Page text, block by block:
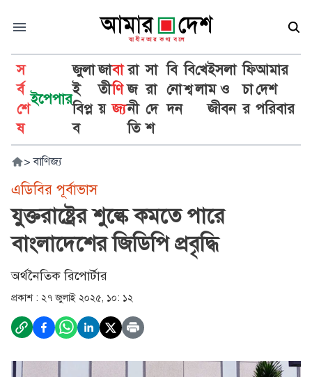
স
র্ব
শে
ষ
ইপেপার
জুলা
ই
বিপ্ল
ব
জা
তী
য়
বা
ণি
জ্য
রা
জ
নী
তি
সা
রা
দে
শ
বি
নো
দন
বি
শ্ব
খে
লা
ইসলা
ম ও
জীবন
ফি
চা
র
আমার
দেশ
পরিবার
> বাণিজ্য
এডিবির পূর্বাভাস
যুক্তরাষ্ট্রের শুল্কে কমতে পারে
বাংলাদেশের জিডিপি প্রবৃদ্ধি
অর্থনৈতিক রিপোর্টার
প্রকাশ : ২৭ জুলাই ২০২৫, ১০: ১২